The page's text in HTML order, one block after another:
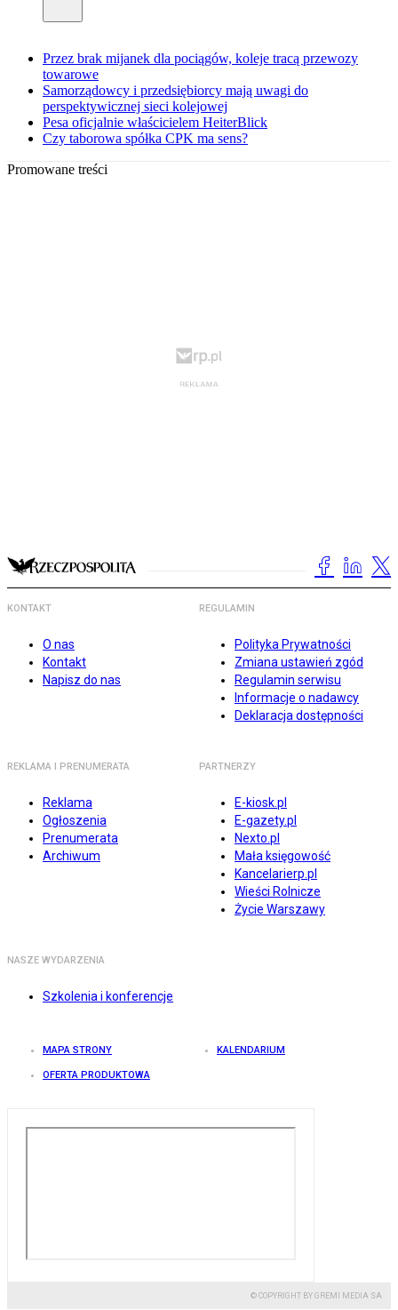
Przez brak mijanek dla pociągów, koleje tracą przewozy
towarowe
Samorządowcy i przedsiębiorcy mają uwagi do
perspektywicznej sieci kolejowej
Pesa oficjalnie właścicielem HeiterBlick
Czy taborowa spółka CPK ma sens?
Promowane treści
KONTAKT
O nas
Kontakt
Napisz do nas
REGULAMIN
Polityka Prywatności
Zmiana ustawień zgód
Regulamin serwisu
Informacje o nadawcy
Deklaracja dostępności
REKLAMA I PRENUMERATA
Reklama
Ogłoszenia
Prenumerata
Archiwum
PARTNERZY
E-kiosk.pl
E-gazety.pl
Nexto.pl
Mała księgowość
Kancelarierp.pl
Wieści Rolnicze
Życie Warszawy
NASZE WYDARZENIA
Szkolenia i konferencje
MAPA STRONY KALENDARIUM
OFERTA PRODUKTOWA
© COPYRIGHT BY GREMI MEDIA SA